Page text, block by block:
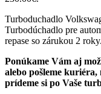
Turboduchadlo
Turbodúchadlo pre
repase so zárukou 2 roky.
Ponúkame Vám aj
alebo pošleme
prídeme si po Vaše